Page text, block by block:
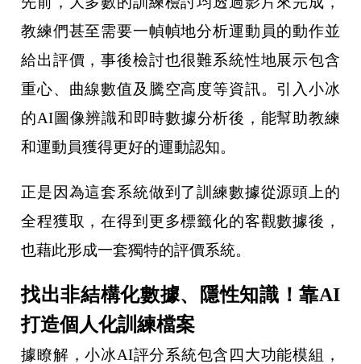
教練們甚至需要一幀幀地分析運動員的動作並
給出評價，事後檢討也很難系統性地展示包含
重心、曲線數值及騰空高度等資訊。引入小冰
的AI圖像辨識和即時數據分析後，能幫助教練
和運動員獲得更好的運動認知。
正是因為這套系統做到了訓練數據從源頭上的
全程獲取，在得到更多標籤化的客觀數據後，
也藉此形成一套獨特的評價系統。
找出非結構化數據、隱性知識！靠AI
打造個人化訓練檔案
據瞭解，小冰AI評分系統包含四大功能模組，